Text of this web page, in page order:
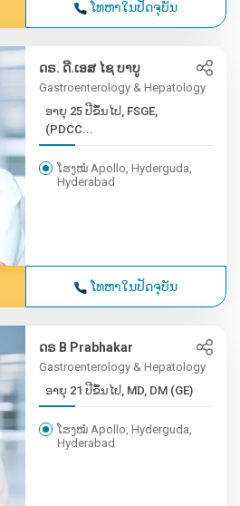
ໂທຫາໃນປັດຈຸບັນ
ດຣ. ດີ.ເອສ ໄຊ ບາບູ
Gastroenterology & Hepatology
ອາຍຸ 25 ປີຂຶ້ນໄປ, FSGE,
(PDCC...
ໂຮງໝໍ Apollo, Hyderguda,
Hyderabad
ໂທຫາໃນປັດຈຸບັນ
ດຣ B Prabhakar
Gastroenterology & Hepatology
ອາຍຸ 21 ປີຂຶ້ນໄປ, MD, DM (GE)
ໂຮງໝໍ Apollo, Hyderguda,
Hyderabad